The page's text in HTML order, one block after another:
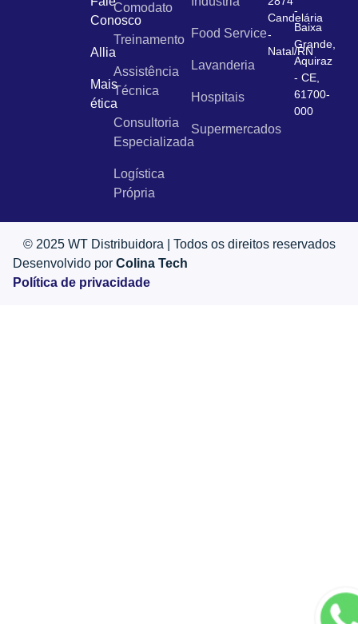
Conosco
Allia
Mais
ética
Comodato
Treinamento
Assistência
Técnica
Consultoria
Especializada
Logística
Própria
Food Service
Lavanderia
Hospitais
Supermercados
Candelária
-
Natal/RN
-
Baixa
Grande,
Aquiraz
- CE,
61700-
000
© 2025 WT Distribuidora | Todos os direitos reservados
Desenvolvido por Colina Tech
Política de privacidade